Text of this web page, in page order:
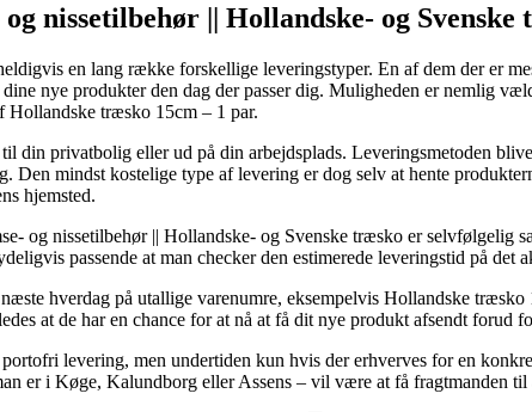
nissetilbehør || Hollandske- og
en lang række forskellige leveringstyper. En af dem der er
dine nye produkter den dag der passer dig. Muligheden er nemlig
Hollandske træsko 15cm – 1 par.
din privatbolig eller ud på din arbejdsplads. Leveringsmetoden
Den mindst kostelige type af levering er dog selv at hente
hjemsted.
og nissetilbehør || Hollandske- og Svenske træsko er selvfølgelig
passende at man checker den estimerede leveringstid på det
hverdag på utallige varenumre, eksempelvis Hollandske
at de har en chance for at nå at få dit nye produkt afsendt forud
levering, men undertiden kun hvis der erhverves for en
er i Køge, Kalundborg eller Assens – vil være at få fragtmanden